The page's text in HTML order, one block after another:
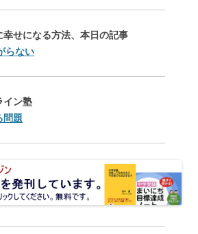
せになる方法、本日の記事
らない
ン塾
問題